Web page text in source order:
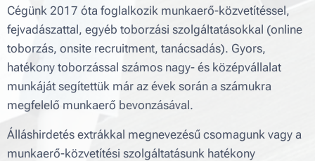
Cégünk 2017 óta foglalkozik munkaerő-közvetítéssel,
fejvadászattal, egyéb toborzási szolgáltatásokkal (online
toborzás, onsite recruitment, tanácsadás). Gyors,
hatékony toborzással számos nagy- és középvállalat
munkáját segítettük már az évek során a számukra
megfelelő munkaerő bevonzásával.
Álláshirdetés extrákkal megnevezésű csomagunk vagy a
munkaerő-közvetítési szolgáltatásunk hatékony